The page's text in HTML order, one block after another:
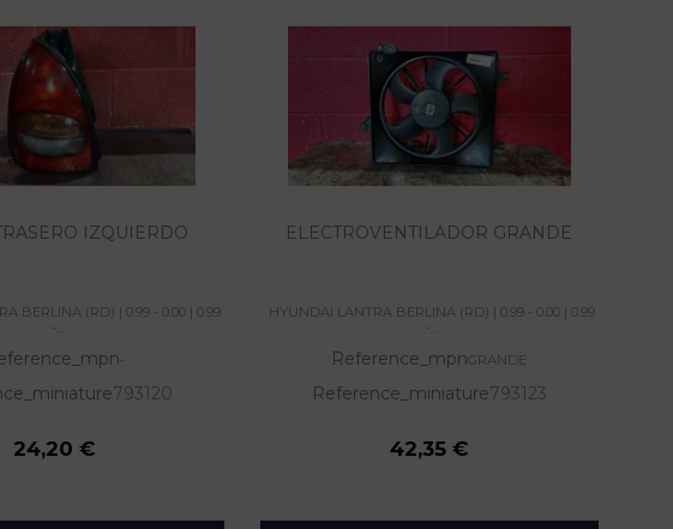
IZQUIERDO
BERLINA (RD) | 0.99 - 0.00 | 0.99
-...
-
793120
24,20 €
ELECTROVENTILADOR GRANDE
HYUNDAI LANTRA BERLINA (RD) | 0.99 - 0.00 | 0.99
-...
Reference_mpnGRANDE
Reference_miniature793123
42,35 €